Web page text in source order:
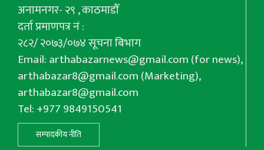
अनामनगर- २९ , काठमाडौँ
दर्ता प्रमाणपत्र नं :
२८२/ २०७३/०७४ सूचना बिभाग
Email:arthabazarnews@gmail.com(for news),
arthabazar8@gmail.com(Marketing),
arthabazar8@gmail.com
Tel: +977 9849150541
सम्पादकीय नीति